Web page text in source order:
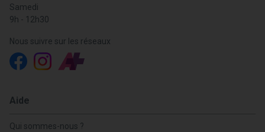
Samedi
9h - 12h30
Nous suivre sur les réseaux
Aide
Qui sommes-nous ?